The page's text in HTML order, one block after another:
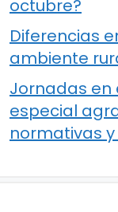
octubre?
Diferencias
ambiente
Jornadas en
especial
normativas